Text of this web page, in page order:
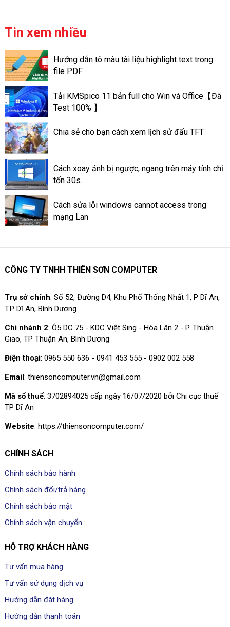
tính đươc đảm bảo. Bạn cần
định kỳ. Việc tra keo tản nhiệt
trên máy tính có thể giúp máy
tính có thể đạt được hiệu suất
tốt. Và có hoạt động ổn định
tốt hơn. Sau đây là thông tin về
mức quan trọng của keo tản
nhiệt ở trên máy tính.
Tin xem nhiều
Hướng dẫn tô màu tài liệu highlight text trong
file PDF
Tải KMSpico 11 bản full cho Win và Office【Đã
Test 100% 】
Chia sẻ cho bạn cách xem lịch sử đấu TFT
Cách xoay ảnh bị ngược, ngang trên máy tính chỉ
tốn 30s.
Cách sửa lỗi windows cannot access trong
mạng Lan
CÔNG TY TNHH THIÊN SƠN COMPUTER
Trụ sở chính: Số 52, Đường D4, Khu Phố Thống Nhất 1, P Dĩ An,
T.P Dĩ An, Bình Dương
Chi nhánh 2: Ô5 DC 75 - KDC Việt Sing - Hòa Lân 2 - P. Thuận
Giao, TP Thuận An, Bình Dương
Điện thoại: 0965 550 636 - 0941 453 555 - 0902 002 558
Email: thiensoncomputer.vn@gmail.com
Mã số thuế: 3702894025 cấp ngày 16/07/2020 bởi Chi cục thuế
TP Dĩ An
Website: https://thiensoncomputer.com/
CHÍNH SÁCH
Chính sách bảo hành
Chính sách đổi/trả hàng
Chính sách bảo mật
Chính sách vận chuyển
HỖ TRỢ KHÁCH HÀNG
Tư vấn mua hàng
Tư vấn sử dụng dịch vụ
Hướng dẫn đặt hàng
Hướng dẫn thanh toán